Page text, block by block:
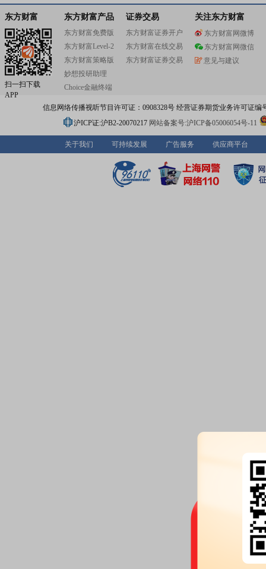
东方财富
扫一扫下载
APP
东方财富产品
东方财富免费版
东方财富Level-2
东方财富策略版
妙想投研助理
Choice金融终端
证券交易
东方财富证券开户
东方财富在线交易
东方财富证券交易
关注东方财富
东方财富网微博
东方财富网微信
意见与建议
信息网络传播视听节目许可证：0908328号 经营证券期货业务许可证编
沪ICP证:沪B2-20070217 网站备案号:沪ICP备05006054号-11
关于我们 可持续发展 广告服务 供应商平台